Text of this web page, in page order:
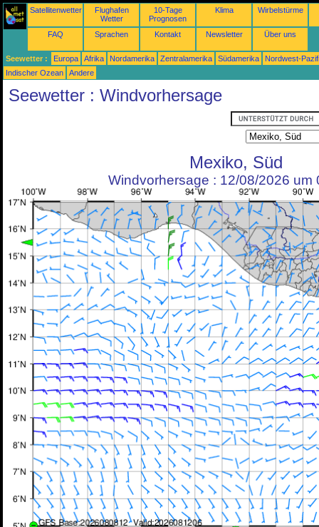
Satellitenwetter
Flughafen
Wetter
10-Tage
Prognosen
Klima Wirbelstürme
FAQ Sprachen Kontakt Newsletter Über uns
Seewetter : Europa Afrika Nordamerika Zentralamerika Südamerika
Nordwest-
Indischer Ozean
Andere
Seewetter : Windvorhersage
Mexiko, Süd
Windvorhersage : 12/08/2026 um